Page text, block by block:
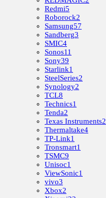
Redmi5
Roborock2
Samsung57
Sandberg3
SMIC4
Sonos11
Sony39
Starlink1
SteelSeries2
Synology2
TCL8
Technics1
Tenda2
Texas Instruments2
Thermaltake4
TP-Link1
Tronsmart1
TSMC9
Unisoc1
ViewSonic1
vivo3
Xbox2